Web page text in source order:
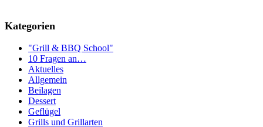
Kategorien
"Grill & BBQ School"
10 Fragen an…
Aktuelles
Allgemein
Beilagen
Dessert
Geflügel
Grills und Grillarten